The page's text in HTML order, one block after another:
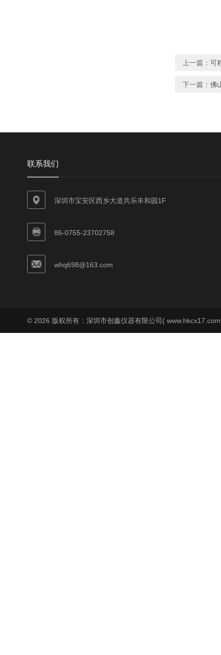
上一篇： 可
下一篇： 佛
联系我们
深圳市宝安区西乡大道共乐丰和园1F
86-0755-23702758
whq698@163.com
© 2026 版权所有：深圳市创鑫仪器有限公司(